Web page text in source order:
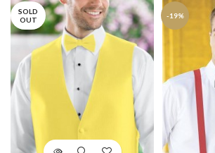
SOLD
OUT
-19%